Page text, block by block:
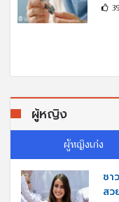
ผู้หญิง
ผู้หญิงเก่ง
ชา
สว